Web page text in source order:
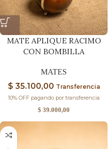
MATE APLIQUE RACIMO
CON BOMBILLA
MATES
$ 35.100,00 Transferencia
10% OFF pagando por transferencia
$ 39.000,00